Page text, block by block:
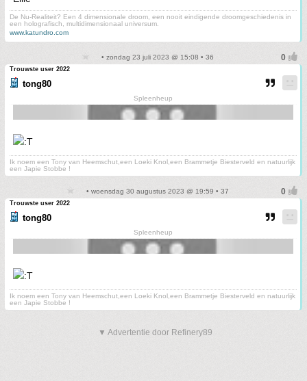
De Nu-Realiteit? Een 4 dimensionale droom, een nooit eindigende droomgeschiedenis in
een holografisch, multidimensionaal universum.
www.katundro.com
• zondag 23 juli 2023 @ 15:08 • 36
Trouwste user 2022
tong80
Spleenheup
Ik noem een Tony van Heemschut,een Loeki Knol,een Brammetje Biesterveld en natuurlijk
een Japie Stobbe !
• woensdag 30 augustus 2023 @ 19:59 • 37
Trouwste user 2022
tong80
Spleenheup
Ik noem een Tony van Heemschut,een Loeki Knol,een Brammetje Biesterveld en natuurlijk
een Japie Stobbe !
▼ Advertentie door Refinery89